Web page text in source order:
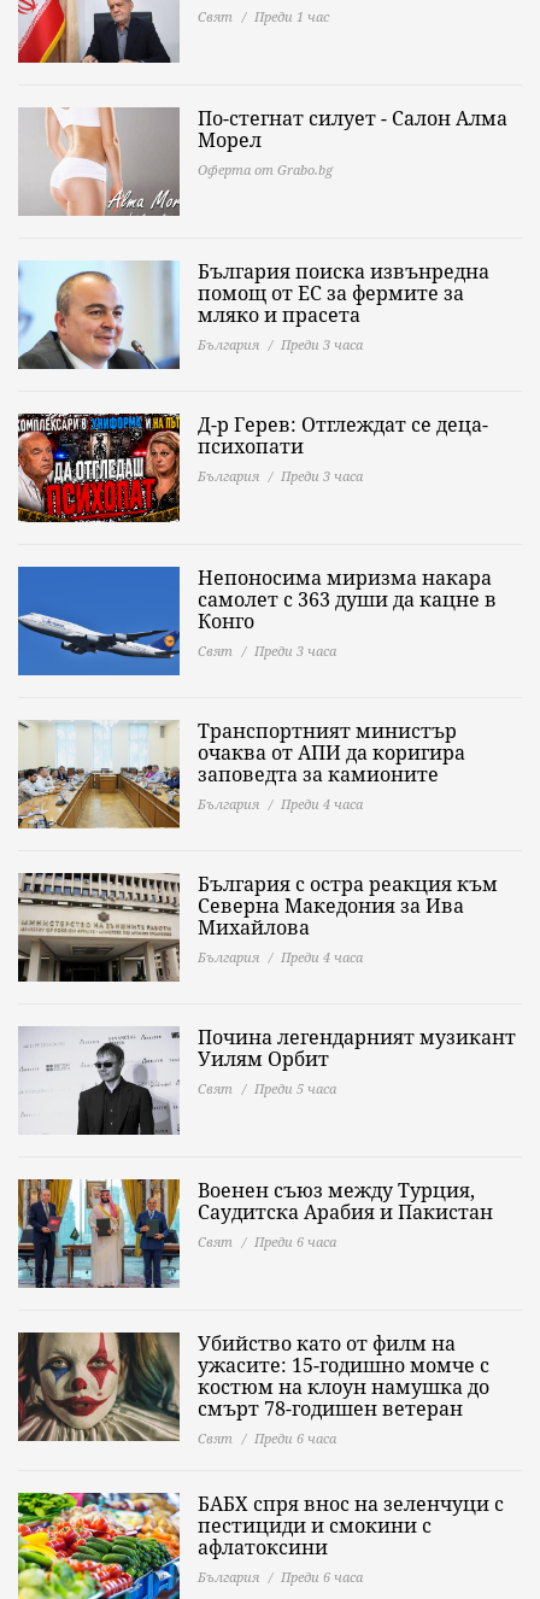
Свят Преди 1 час
По-стегнат силует - Салон Алма
Морел
Оферта от Grabo.bg
България поиска извънредна
помощ от ЕС за фермите за
мляко и прасета
България Преди 3 часа
Д-р Герев: Отглеждат се деца-
психопати
България Преди 3 часа
Непоносима миризма накара
самолет с 363 души да кацне в
Конго
Свят Преди 3 часа
Транспортният министър
очаква от АПИ да коригира
заповедта за камионите
България Преди 4 часа
България с остра реакция към
Северна Македония за Ива
Михайлова
България Преди 4 часа
Почина легендарният музикант
Уилям Орбит
Свят Преди 5 часа
Военен съюз между Турция,
Саудитска Арабия и Пакистан
Свят Преди 6 часа
Убийство като от филм на
ужасите: 15-годишно момче с
костюм на клоун намушка до
смърт 78-годишен ветеран
Свят Преди 6 часа
БАБХ спря внос на зеленчуци с
пестициди и смокини с
афлатоксини
България Преди 6 часа